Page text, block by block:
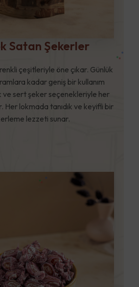
Satan Şekerler
çeşitleriyle öne çıkar. Günlük
kadar geniş bir kullanım
ve sert şeker seçenekleriyle her
Her lokmada tanıdık ve keyifli bir
lezzeti sunar.